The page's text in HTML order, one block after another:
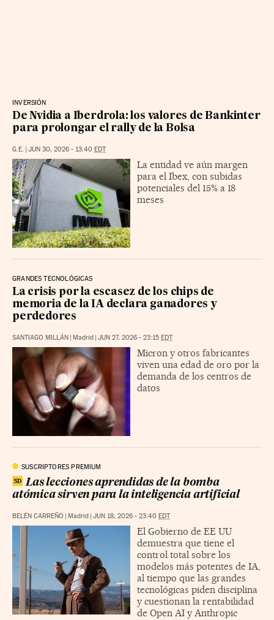
INVERSIÓN
De Nvidia a Iberdrola: los valores de Bankinter
para prolongar el rally de la Bolsa
G.E. JUN 30, 2026 - 13:40 EDT
La entidad ve aún margen
para el Ibex, con subidas
potenciales del 15% a 18
meses
GRANDES TECNOLÓGICAS
La crisis por la escasez de los chips de
memoria de la IA declara ganadores y
perdedores
SANTIAGO MILLÁN Madrid JUN 27, 2026 - 23:15 EDT
Micron y otros fabricantes
viven una edad de oro por la
demanda de los centros de
datos
SUSCRIPTORES PREMIUM
Las lecciones aprendidas de la bomba
atómica sirven para la inteligencia artificial
BELÉN CARREÑO Madrid JUN 18, 2026 - 23:40 EDT
El Gobierno de EE UU
demuestra que tiene el
control total sobre los
modelos más potentes de IA,
al tiempo que las grandes
tecnológicas piden disciplina
y cuestionan la rentabilidad
de Open AI y Anthropic